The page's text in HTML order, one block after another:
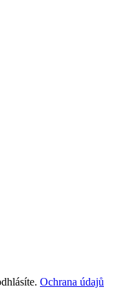
Ochrana údajů